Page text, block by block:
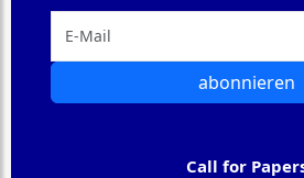
abonnieren
Call for